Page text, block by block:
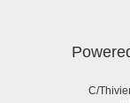
C/